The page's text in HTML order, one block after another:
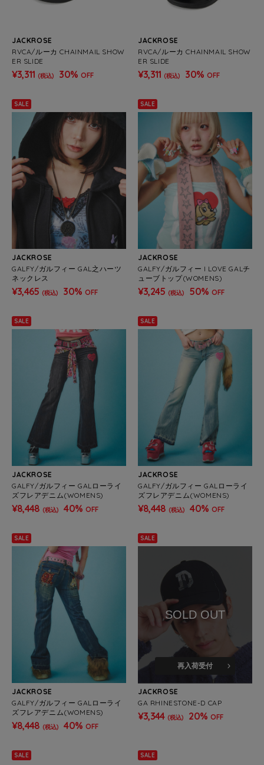
JACKROSE
RVCA/ルーカ CHAINMAIL SHOW
ER SLIDE
¥3,311 (税込) 30% OFF
JACKROSE
RVCA/ルーカ CHAINMAIL SHOW
ER SLIDE
¥3,311 (税込) 30% OFF
SALE
JACKROSE
GALFY/ガルフィー GAL之ハーツ
ネックレス
¥3,465 (税込) 30% OFF
SALE
JACKROSE
GALFY/ガルフィー I LOVE GALチ
ューブトップ(WOMENS)
¥3,245 (税込) 50% OFF
SALE
JACKROSE
GALFY/ガルフィー GALローライ
ズフレアデニム(WOMENS)
¥8,448 (税込) 40% OFF
SALE
JACKROSE
GALFY/ガルフィー GALローライ
ズフレアデニム(WOMENS)
¥8,448 (税込) 40% OFF
SALE
JACKROSE
GALFY/ガルフィー GALローライ
ズフレアデニム(WOMENS)
¥8,448 (税込) 40% OFF
SALE
SOLD OUT
再入荷受付
JACKROSE
GA RHINESTONE-D CAP
¥3,344 (税込) 20% OFF
SALE SALE